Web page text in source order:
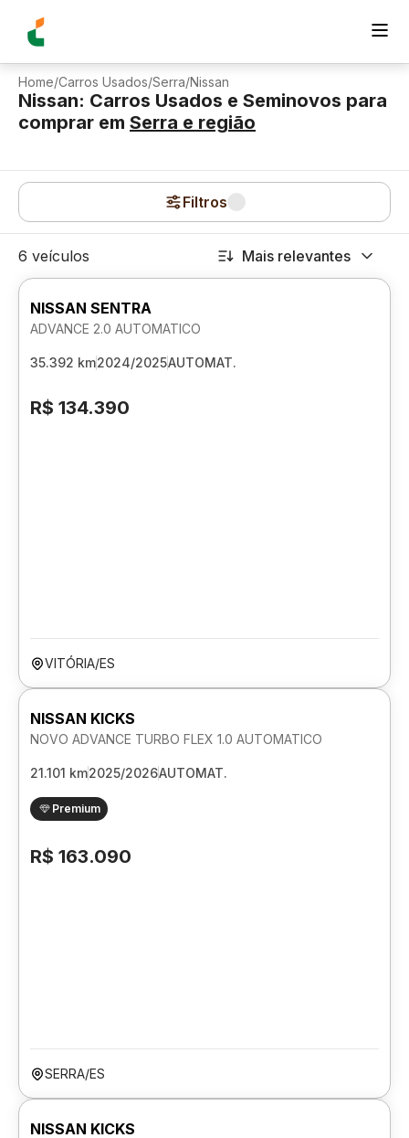
Home/Carros Usados/Serra/Nissan
Nissan: Carros Usados e Seminovos para
comprar em Serra e região
Filtros
6 veículos Mais relevantes
NISSAN SENTRA
ADVANCE 2.0 AUTOMATICO
35.392 km2024/2025AUTOMAT.
R$ 134.390
VITÓRIA/ES
NISSAN KICKS
NOVO ADVANCE TURBO FLEX 1.0 AUTOMATICO
21.101 km2025/2026AUTOMAT.
Premium
R$ 163.090
SERRA/ES
NISSAN KICKS